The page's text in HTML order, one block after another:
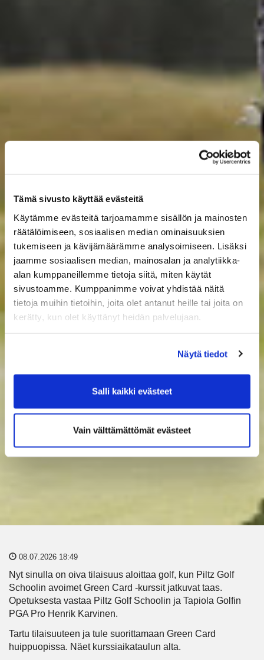
Tämä sivusto käyttää evästeitä
Käytämme evästeitä tarjoamamme sisällön ja mainosten
räätälöimiseen, sosiaalisen median ominaisuuksien
tukemiseen ja kävijämäärämme analysoimiseen. Lisäksi
jaamme sosiaalisen median, mainosalan ja analytiikka-
alan kumppaneillemme tietoja siitä, miten käytät
sivustoamme. Kumppanimme voivat yhdistää näitä
tietoja muihin tietoihin, joita olet antanut heille tai joita on
kerätty, kun olet käyttänyt heidän palvelujaan.
Näytä tiedot
Salli kaikki evästeet
Vain välttämättömät evästeet
08.07.2026 18:49
Nyt sinulla on oiva tilaisuus aloittaa golf, kun Piltz Golf
Schoolin avoimet Green Card -kurssit jatkuvat taas.
Opetuksesta vastaa Piltz Golf Schoolin ja Tapiola Golfin
PGA Pro Henrik Karvinen.
Tartu tilaisuuteen ja tule suorittamaan Green Card
huippuopissa. Näet kurssiaikataulun alta.